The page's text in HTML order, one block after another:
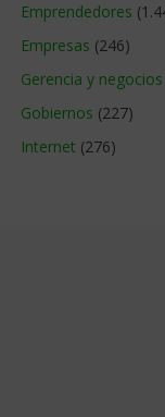
Emprendedores
Empresas (246)
Gerencia y negocios
Gobiernos (227)
Internet (276)